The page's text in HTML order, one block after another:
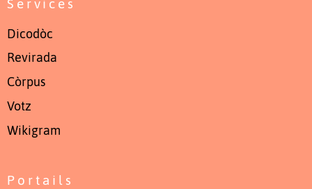
Services
Dicodòc
Revirada
Còrpus
Votz
Wikigram
Portails